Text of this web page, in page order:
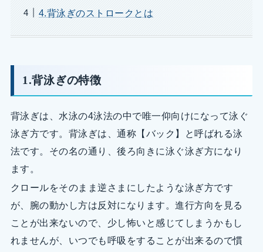
4.背泳ぎのストロークとは
1.背泳ぎの特徴
背泳ぎは、水泳の4泳法の中で唯一仰向けになって泳ぐ
泳ぎ方です。背泳ぎは、通称【バック】と呼ばれる泳
法です。その名の通り、後ろ向きに泳ぐ泳ぎ方になり
ます。
クロールをそのまま逆さまにしたような泳ぎ方です
が、腕の動かし方は反対になります。進行方向を見る
ことが出来ないので、少し怖いと感じてしまうかもし
れませんが、いつでも呼吸をすることが出来るので慣